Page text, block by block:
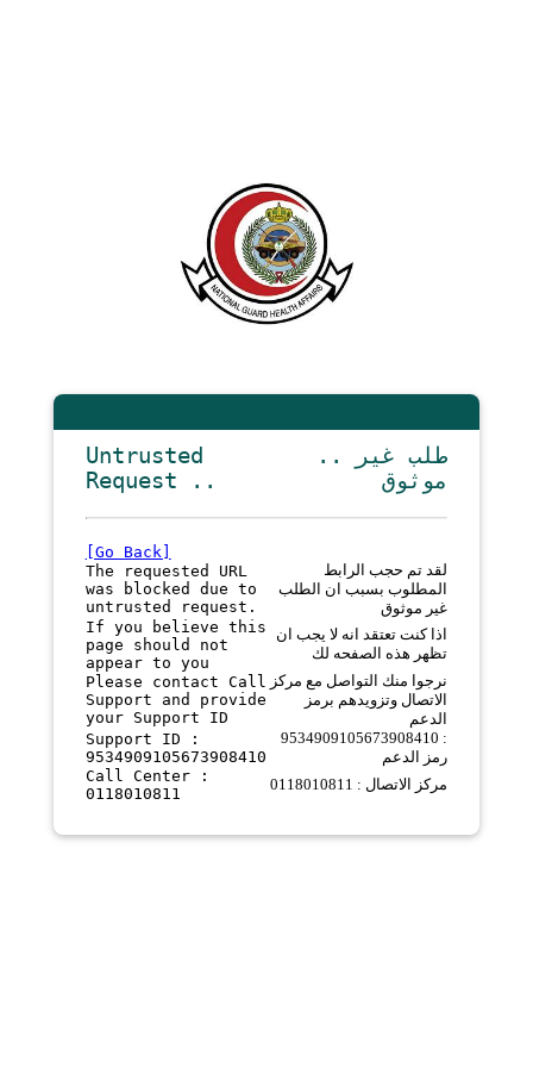
Untrusted
Request ..
.. طلب غير
موثوق
[Go Back]
The requested URL
was blocked due to
untrusted request.
لقد تم حجب الرابط
المطلوب بسبب ان الطلب
غير موثوق
If you believe this
page should not
appear to you
اذا كنت تعتقد انه لا يجب ان
تظهر هذه الصفحه لك
Please contact Call
Support and provide
your Support ID
نرجوا منك التواصل مع مركز
الاتصال وتزويدهم برمز
الدعم
Support ID :
9534909105673908410
9534909105673908410 :
رمز الدعم
Call Center :
0118010811
مركز الاتصال : 0118010811